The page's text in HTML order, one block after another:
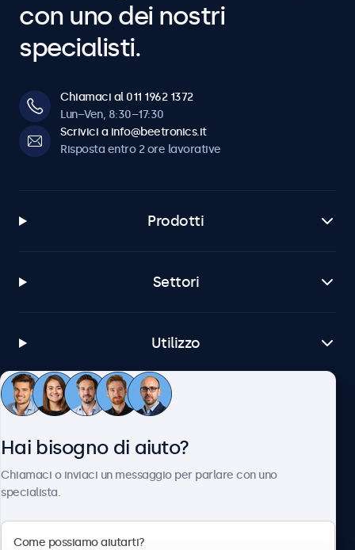
con uno dei nostri
specialisti.
Chiamaci al 011 1962 1372
Lun–Ven, 8:30–17:30
Scrivici a info@beetronics.it
Risposta entro 2 ore lavorative
Prodotti
Settori
Utilizzo
Servizio Clienti
Hai bisogno di aiuto?
Chiamaci o inviaci un messaggio per parlare con uno
specialista.